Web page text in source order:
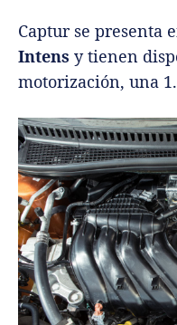
Captur se presenta
Intens y tienen
motorización, una